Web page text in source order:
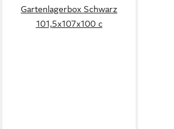
Gartenlagerbox Schwarz
101,5x107x100 c